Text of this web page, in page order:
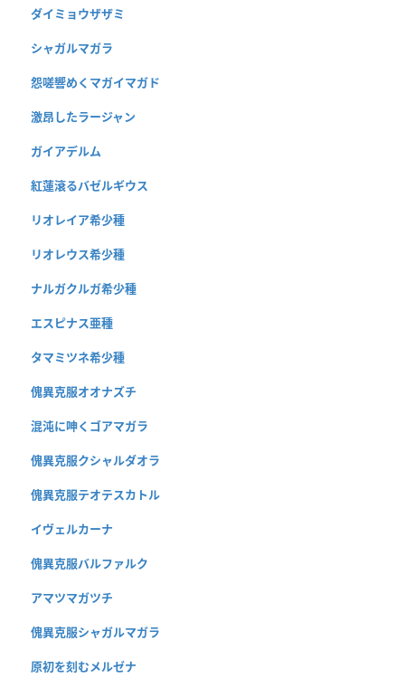
ダイミョウザザミ
シャガルマガラ
怨嗟響めくマガイマガド
激昂したラージャン
ガイアデルム
紅蓮滾るバゼルギウス
リオレイア希少種
リオレウス希少種
ナルガクルガ希少種
エスピナス亜種
タマミツネ希少種
傀異克服オオナズチ
混沌に呻くゴアマガラ
傀異克服クシャルダオラ
傀異克服テオテスカトル
イヴェルカーナ
傀異克服バルファルク
アマツマガツチ
傀異克服シャガルマガラ
原初を刻むメルゼナ